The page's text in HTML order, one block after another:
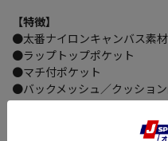
【特徴】
●太番ナイロンキャンバス素材
●ラップトップポケット
●マチ付ポケット
●バックメッシュ／クッショ
●容量20～25リットル